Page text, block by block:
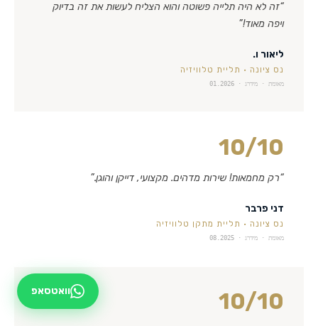
“זה לא היה תלייה פשוטה והוא הצליח לעשות את זה בדיוק
ויפה מאוד!”
ליאור ו.
נס ציונה · תליית טלוויזיה
מאומת · מידרג · 01.2026
10/10
“רק מחמאות! שירות מדהים. מקצועי, דייקן והוגן.”
דני פרבר
נס ציונה · תליית מתקן טלוויזיה
מאומת · מידרג · 08.2025
10/10 וואטסאפ